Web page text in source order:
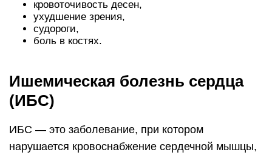
кровоточивость десен,
ухудшение зрения,
судороги,
боль в костях.
Ишемическая болезнь сердца
(ИБС)
ИБС — это заболевание, при котором
нарушается кровоснабжение сердечной мышцы,